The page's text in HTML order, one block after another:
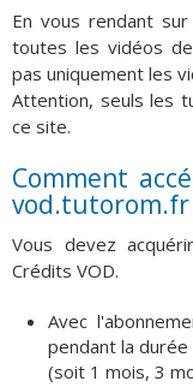
En vous rendant sur
toutes les vidéos
pas uniquement les
Attention, seuls les
ce site.
Comment
vod.tutorom.fr
Vous devez
Crédits VOD.
Avec
pendant la
(soit 1 mois, 3